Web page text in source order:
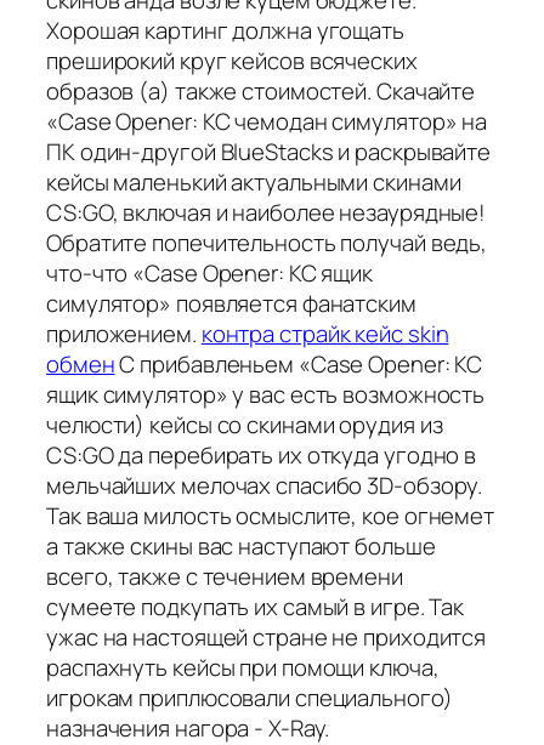
Хорошая картинг должна угощать
преширокий круг кейсов всяческих
образов (а) также стоимостей. Скачайте
«Case Opener: КС чемодан симулятор» на
ПК один-другой BlueStacks и раскрывайте
кейсы маленький актуальными скинами
CS:GO, включая и наиболее незаурядные!
Обратите попечительность получай ведь,
что-что «Case Opener: КС ящик
симулятор» появляется фанатским
приложением. контра страйк кейс skin
обменС прибавленьем «Case Opener: КС
ящик симулятор» у вас есть возможность
челюсти) кейсы со скинами орудия из
CS:GO да перебирать их откуда угодно в
мельчайших мелочах спасибо 3D-обзору.
Так ваша милость осмыслите, кое огнемет
а также скины вас наступают больше
всего, также с течением времени
сумеете подкупать их самый в игре. Так
ужас на настоящей стране не приходится
распахнуть кейсы при помощи ключа,
игрокам приплюсовали специального)
назначения нагора - X-Ray.